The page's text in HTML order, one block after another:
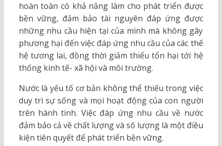
hoàn toàn có khả năng làm cho phát triển được
bền vững, đảm bảo tài nguyên đáp ứng được
những nhu cầu hiện tại của mình mà không gây
phương hại đến việc đáp ứng nhu cầu của các thế
hệ tương lai, đồng thời giảm thiểu tổn hại tới hệ
thống kinh tế- xã hội và môi trường.
Nước là yếu tố cơ bản không thể thiếu trong việc
duy trì sự sống và mọi hoạt động của con người
trên hành tinh. Việc đáp ứng nhu cầu về nước
đảm bảo cả về chất lượng và số lượng là một điều
kiện tiên quyết để phát triển bền vững.